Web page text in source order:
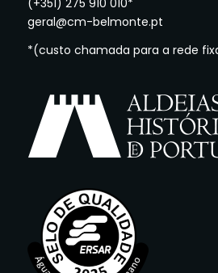
(+351) 275 910 010*
geral@cm-belmonte.pt
*(custo chamada para a rede